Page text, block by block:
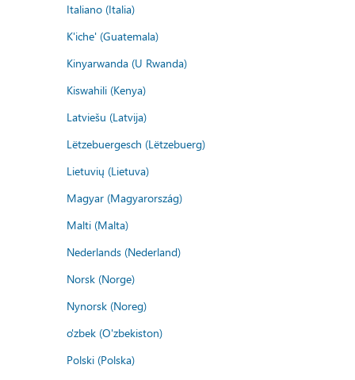
Italiano (Italia)
K'iche' (Guatemala)
Kinyarwanda (U Rwanda)
Kiswahili (Kenya)
Latviešu (Latvija)
Lëtzebuergesch (Lëtzebuerg)
Lietuvių (Lietuva)
Magyar (Magyarország)
Malti (Malta)
Nederlands (Nederland)
Norsk (Norge)
Nynorsk (Noreg)
o'zbek (O'zbekiston)
Polski (Polska)